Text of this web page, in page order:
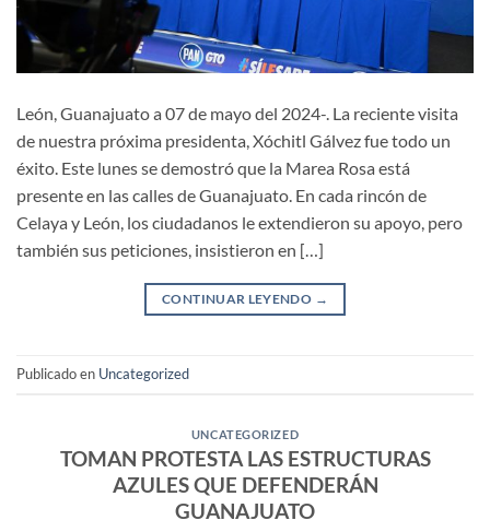
León, Guanajuato a 07 de mayo del 2024-. La reciente visita
de nuestra próxima presidenta, Xóchitl Gálvez fue todo un
éxito. Este lunes se demostró que la Marea Rosa está
presente en las calles de Guanajuato. En cada rincón de
Celaya y León, los ciudadanos le extendieron su apoyo, pero
también sus peticiones, insistieron en […]
CONTINUAR LEYENDO →
Publicado en Uncategorized
UNCATEGORIZED
TOMAN PROTESTA LAS ESTRUCTURAS
AZULES QUE DEFENDERÁN
GUANAJUATO